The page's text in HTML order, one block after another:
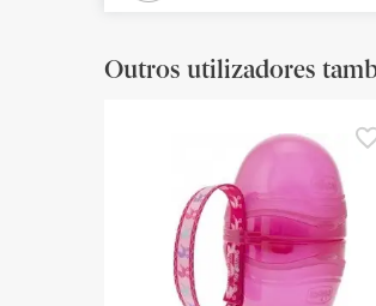
Mais vendidos
Outros utilizadores